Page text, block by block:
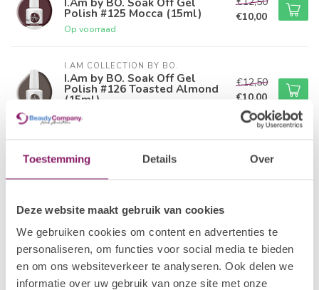
Toestemming Details Over
Deze website maakt gebruik van cookies
We gebruiken cookies om content en advertenties te
personaliseren, om functies voor social media te bieden
en om ons websiteverkeer te analyseren. Ook delen we
informatie over uw gebruik van onze site met onze
Polish #125 Mocca (15ml)
Op voorraad
€10,00
I.AM COLLECTION BY BO.
I.Am by BO. Soak Off Gel
Polish #126 Toasted Almond
(15ml)
Op voorraad
€12,50
€10,00
I.AM COLLECTION BY BO.
I.Am by BO. Soak Off Gel
Polish #127 Bronzed Earth
I.AM COLLECTION BY BO.
I.Am by BO. Soak Off Gel
Polish #128 Terracotta (15ml)
€12,50
€10,00